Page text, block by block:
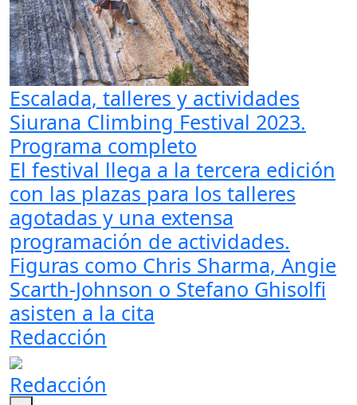
Escalada, talleres y actividades
Siurana Climbing Festival 2023.
Programa completo
El festival llega a la tercera edición
con las plazas para los talleres
agotadas y una extensa
programación de actividades.
Figuras como Chris Sharma, Angie
Scarth-Johnson o Stefano Ghisolfi
asisten a la cita
Redacción
Redacción